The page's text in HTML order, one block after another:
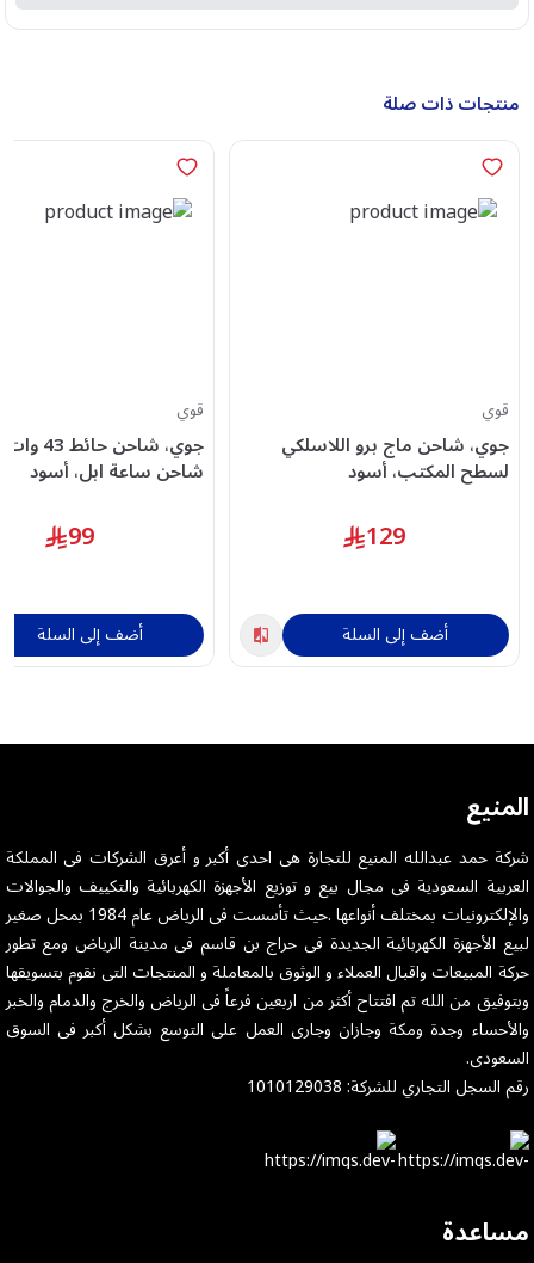
منتجات ذات صلة
قوي
جوي، شاحن ماج برو اللاسلكي
لسطح المكتب، أسود
129
أضف إلى السلة
قوي
جوي، شاحن
شاحن ساعة ابل، أسود
99
أضف إلى السلة
المنيع
شركة حمد عبدالله المنيع للتجارة هى احدى أكبر و أعرق الشركات فى المملكة
العربية السعودية فى مجال بيع و توزيع الأجهزة الكهربائية والتكييف والجوالات
والإلكترونيات بمختلف أنواعها .حيث تأسست فى الرياض عام 1984 بمحل صغير
لبيع الأجهزة الكهربائية الجديدة فى حراج بن قاسم فى مدينة الرياض ومع تطور
حركة المبيعات واقبال العملاء و الوثوق بالمعاملة و المنتجات التى نقوم بتسويقها
وبتوفيق من الله تم افتتاح أكثر من اربعين فرعاً فى الرياض والخرج والدمام والخبر
والأحساء وجدة ومكة وجازان وجارى العمل على التوسع بشكل أكبر فى السوق
السعودى.
رقم السجل التجاري للشركة: 1010129038
مساعدة